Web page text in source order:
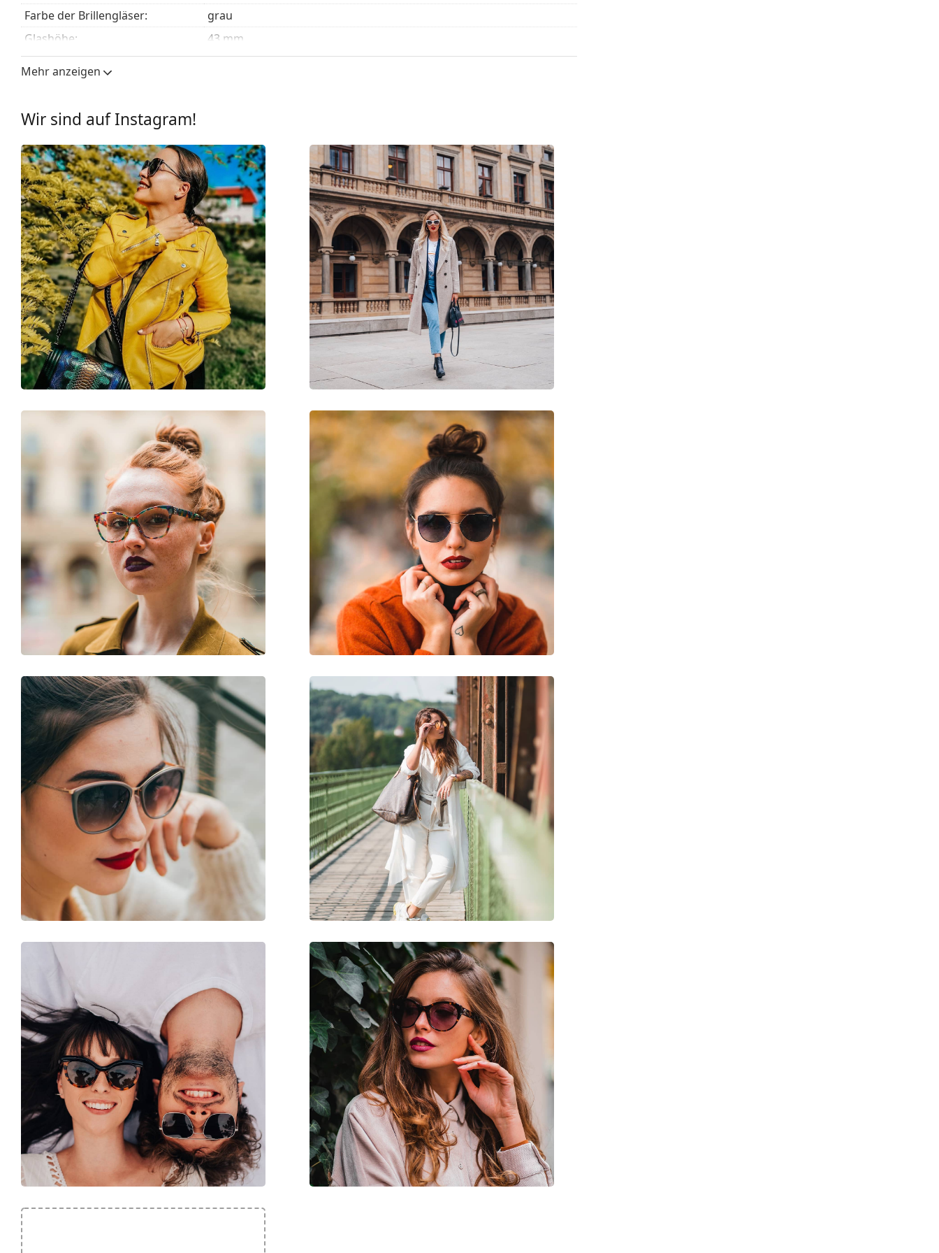
Farbe der Brillengläser:
grau
Glashöhe:
43 mm
Glasbreite:
57 mm
Brillenfassungen
Rahmenform:
Cat Eye
Farbe der Fassung:
schwarz
Material der Fassung:
Kunststoff
Größe:
M
Brillenbreite:
138 mm
Bügellänge:
145 mm
Stegbreite:
13 mm
Gewicht:
270 g
Verstellbare Nasenpads:
Nein
Federscharnier:
Nein
Accessories
Reinigungstuch:
Weiteres
Sex:
Sonnenbrillen
Marke:
Bottega Veneta
Verwendung:
Mode
Code:
BV1018S 001 57
Mehr anzeigen
Wir sind auf Instagram!